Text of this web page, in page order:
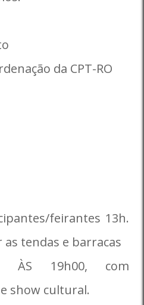
da CPT-RO
feirantes 13h.
tendas e barracas
ÀS 19h00, com
show cultural.